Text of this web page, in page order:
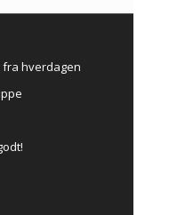
hverdagen